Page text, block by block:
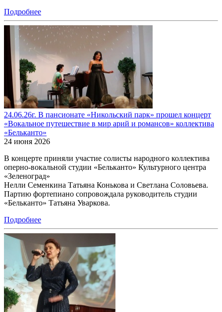
Подробнее
24.06.26г. В пансионате «Никольский парк» прошел концерт
«Вокальное путешествие в мир арий и романсов» коллектива
«Бельканто»
24 июня 2026
В концерте приняли участие солисты народного коллектива
оперно-вокальной студии «Бельканто» Культурного центра
«Зеленоград»
Нелли Семенкина Татьяна Конькова и Светлана Соловьева.
Партию фортепиано сопровождала руководитель студии
«Бельканто» Татьяна Уваркова.
Подробнее